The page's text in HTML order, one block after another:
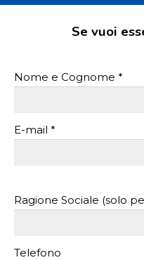
Se vuoi
Nome e Cognome *
E-mail *
Ragione Sociale (solo
Telefono